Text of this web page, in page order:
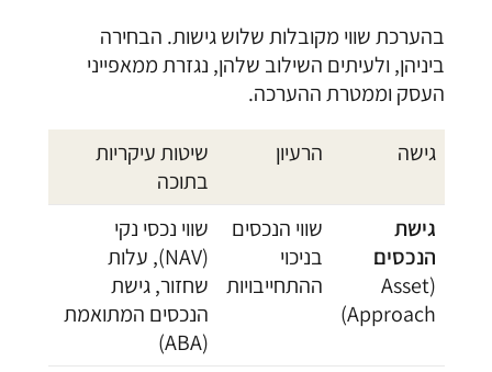
בהערכת שווי מקובלות שלוש גישות. הבחירה
ביניהן, ולעיתים השילוב שלהן, נגזרת ממאפייני
העסק וממטרת ההערכה.
גישה הרעיון
שיטות עיקריות
בתוכה
גישת
הנכסים
(Asset
Approach)
שווי הנכסים
בניכוי
ההתחייבויות
שווי נכסי נקי
(NAV), עלות
שחזור, גישת
הנכסים המתואמת
(ABA)